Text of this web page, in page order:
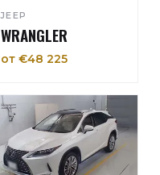
JEEP
WRANGLER
от €48 225